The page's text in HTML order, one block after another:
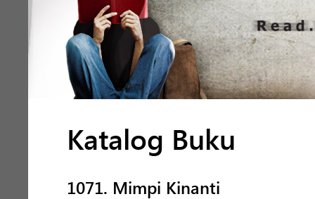
Katalog Buku
1071. Mimpi Kinanti